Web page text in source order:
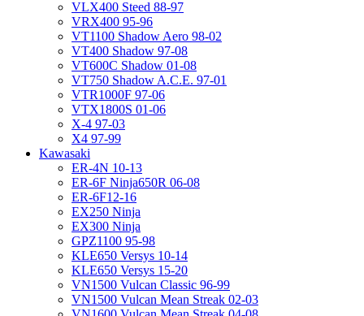
VLX400 Steed 88-97
VRX400 95-96
VT1100 Shadow Aero 98-02
VT400 Shadow 97-08
VT600C Shadow 01-08
VT750 Shadow A.C.E. 97-01
VTR1000F 97-06
VTX1800S 01-06
X-4 97-03
X4 97-99
Kawasaki
ER-4N 10-13
ER-6F Ninja650R 06-08
ER-6F12-16
EX250 Ninja
EX300 Ninja
GPZ1100 95-98
KLE650 Versys 10-14
KLE650 Versys 15-20
VN1500 Vulcan Classic 96-99
VN1500 Vulcan Mean Streak 02-03